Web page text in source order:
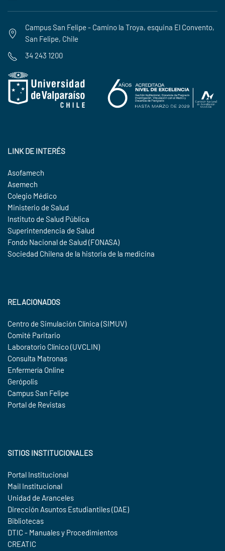
Campus San Felipe - Camino la Troya, esquina El Convento,
San Felipe, Chile
34 243 1200
LINK DE INTERÉS
Asofamech
Asemech
Colegio Médico
Ministerio de Salud
Instituto de Salud Pública
Superintendencia de Salud
Fondo Nacional de Salud (FONASA)
Sociedad Chilena de la historia de la medicina
RELACIONADOS
Centro de Simulación Clínica (SIMUV)
Comité Paritario
Laboratorio Clínico (UVCLIN)
Consulta Matronas
Enfermería Online
Gerópolis
Campus San Felipe
Portal de Revistas
SITIOS INSTITUCIONALES
Portal Institucional
Mail Institucional
Unidad de Aranceles
Dirección Asuntos Estudiantiles (DAE)
Bibliotecas
DTIC - Manuales y Procedimientos
CREATIC